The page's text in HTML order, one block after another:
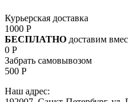
Курьерская доставка
1000 Р
БЕСПЛАТНО доставим
0 Р
Забрать самовывозом
500 Р
Наш адрес: